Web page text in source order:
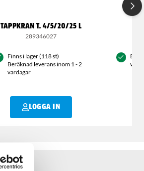
TAPPKRAN T. 4/5/20/25 L
289346027
Finns i lager (118 st)
Beräknad leverans inom 1 - 2
vardagar
LOGGA IN